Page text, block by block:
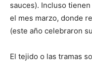
sauces). Incluso
el mes marzo, donde
(este año celebraron
El tejido o las tramas